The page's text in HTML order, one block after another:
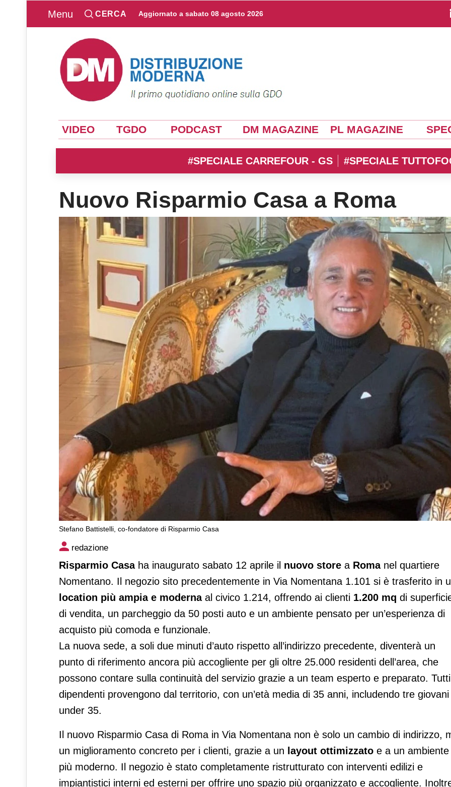
Menu CERCA Aggiornato a sabato 08 agosto 2026
VIDEO TGDO PODCAST DM MAGAZINE PL MAGAZINE
#SPECIALE CARREFOUR - GS #SPECIALE
Nuovo Risparmio Casa a Roma
Stefano Battistelli, co-fondatore di Risparmio Casa
Nuovo Risparmio Casa a Roma
redazione
Risparmio Casaha inaugurato sabato 12 aprile il nuovo store a Romanel quartiere
Nomentano. Il negozio sito precedentemente in Via Nomentana 1.101 si è trasferito in
location più ampia e modernaal civico 1.214, offrendo ai clienti 1.200 mq di
di vendita, un parcheggio da 50 posti auto e un ambiente pensato per un’esperienza di
acquisto più comoda e funzionale.
La nuova sede, a soli due minuti d’auto rispetto all’indirizzo precedente, diventerà un
punto di riferimento ancora più accogliente per gli oltre 25.000 residenti dell’area, che
possono contare sulla continuità del servizio grazie a un team esperto e preparato.
dipendenti provengono dal territorio, con un’età media di 35 anni, includendo tre giovani
under 35.
Il nuovo Risparmio Casa di Roma in Via Nomentana non è solo un cambio di indirizzo,
un miglioramento concreto per i clienti, grazie a un layout ottimizzato e a un ambiente
più moderno. Il negozio è stato completamente ristrutturato con interventi edilizi e
impiantistici interni ed esterni per offrire uno spazio più organizzato e accogliente.